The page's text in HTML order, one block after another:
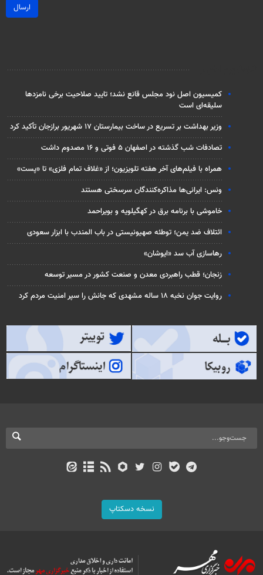
ارسال
کمیسیون اصل نود مجلس قانع نشد؛ تایید صلاحیت برخی نامزدها
سلیقه‌ای است
وزیر بهداشت بر تسریع در ساخت بیمارستان ۱۷ شهریور برازجان تأکید کرد
تصادفات شب گذشته در اصفهان ۵ فوتی و ۱۶ مصدوم داشت
همراه با فیلم‌های آخر هفته تلویزیون؛ از «غلاف تمام فلزی» تا «پست»
ونس: ایرانی‌ها مذاکره‌کنندگان سرسختی هستند
خاموشی با برنامه برق در کهگیلویه و بویراحمد
ائتلاف ضد یمن؛ توطئه صهیونیستی در باب المندب با ابزار سعودی
رهاسازی آب سد «ایوشان»
زنجان؛ قطب راهبردی معدن و صنعت کشور در مسیر توسعه
روایت جوان نخبه ۱۸ ساله مشهدی که جانش را سپر امنیت مردم کرد
نسخه دسکتاپ